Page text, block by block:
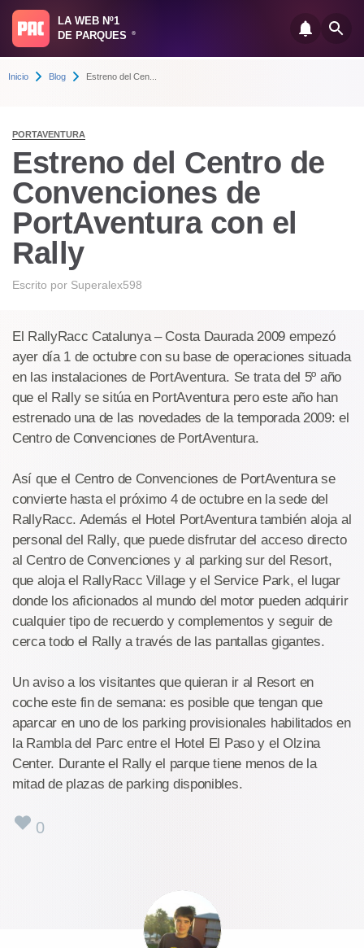
LA WEB Nº1
DE PARQUES
®
Inicio Blog Estreno del Cen...
PORTAVENTURA
Estreno del Centro de
Convenciones de
PortAventura con el
Rally
Escrito por Superalex598
El RallyRacc Catalunya – Costa Daurada 2009 empezó
ayer día 1 de octubre con su base de operaciones situada
en las instalaciones de PortAventura. Se trata del 5º año
que el Rally se sitúa en PortAventura pero este año han
estrenado una de las novedades de la temporada 2009: el
Centro de Convenciones de PortAventura.
Así que el Centro de Convenciones de PortAventura se
convierte hasta el próximo 4 de octubre en la sede del
RallyRacc. Además el Hotel PortAventura también aloja al
personal del Rally, que puede disfrutar del acceso directo
al Centro de Convenciones y al parking sur del Resort,
que aloja el RallyRacc Village y el Service Park, el lugar
donde los aficionados al mundo del motor pueden adquirir
cualquier tipo de recuerdo y complementos y seguir de
cerca todo el Rally a través de las pantallas gigantes.
Un aviso a los visitantes que quieran ir al Resort en
coche este fin de semana: es posible que tengan que
aparcar en uno de los parking provisionales habilitados en
la Rambla del Parc entre el Hotel El Paso y el Olzina
Center. Durante el Rally el parque tiene menos de la
mitad de plazas de parking disponibles.
0